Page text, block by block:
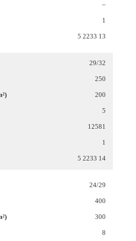
–
1
5 2233 13
29/32
250
200
5
12581
1
5 2233 14
24/29
400
300
8